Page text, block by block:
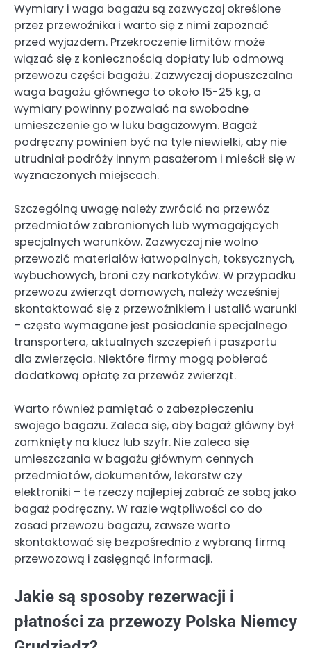
Wymiary i waga bagażu są zazwyczaj określone
przez przewoźnika i warto się z nimi zapoznać
przed wyjazdem. Przekroczenie limitów może
wiązać się z koniecznością dopłaty lub odmową
przewozu części bagażu. Zazwyczaj dopuszczalna
waga bagażu głównego to około 15-25 kg, a
wymiary powinny pozwalać na swobodne
umieszczenie go w luku bagażowym. Bagaż
podręczny powinien być na tyle niewielki, aby nie
utrudniał podróży innym pasażerom i mieścił się w
wyznaczonych miejscach.
Szczególną uwagę należy zwrócić na przewóz
przedmiotów zabronionych lub wymagających
specjalnych warunków. Zazwyczaj nie wolno
przewozić materiałów łatwopalnych, toksycznych,
wybuchowych, broni czy narkotyków. W przypadku
przewozu zwierząt domowych, należy wcześniej
skontaktować się z przewoźnikiem i ustalić warunki
– często wymagane jest posiadanie specjalnego
transportera, aktualnych szczepień i paszportu
dla zwierzęcia. Niektóre firmy mogą pobierać
dodatkową opłatę za przewóz zwierząt.
Warto również pamiętać o zabezpieczeniu
swojego bagażu. Zaleca się, aby bagaż główny był
zamknięty na klucz lub szyfr. Nie zaleca się
umieszczania w bagażu głównym cennych
przedmiotów, dokumentów, lekarstw czy
elektroniki – te rzeczy najlepiej zabrać ze sobą jako
bagaż podręczny. W razie wątpliwości co do
zasad przewozu bagażu, zawsze warto
skontaktować się bezpośrednio z wybraną firmą
przewozową i zasięgnąć informacji.
Jakie są sposoby rezerwacji i
płatności za przewozy Polska Niemcy